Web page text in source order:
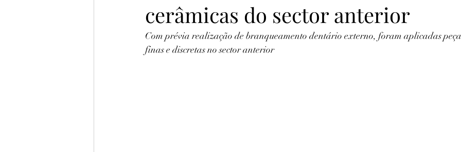
cerâmicas do sector anterior
Com prévia realização de branqueamento dentário externo, foram aplicadas
finas e discretas no sector anterior